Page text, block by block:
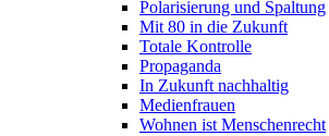
Polarisierung und Spaltung
Mit 80 in die Zukunft
Totale Kontrolle
Propaganda
In Zukunft nachhaltig
Medienfrauen
Wohnen ist Menschenrecht